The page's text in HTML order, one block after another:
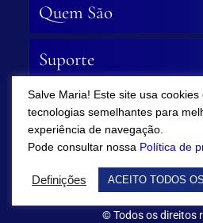
Quem São
Suporte
Siga-nos
© Todos os direitos
Salve Maria! Este site usa cookies
tecnologias semelhantes para
experiência de navegação.
Pode consultar nossa Política de
Definições ACEITO TODOS